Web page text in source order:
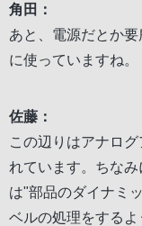
角田：
あと、電源だとか
に使っていますね。
佐藤：
この辺りはアナロ
れています。ちなみ
は"部品のダイナミ
ベルの処理をする